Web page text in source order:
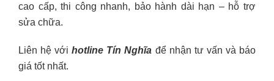
cao cấp, thi công nhanh, bảo hành dài hạn – hỗ trợ
sửa chữa.
Liên hệ vớihotline Tín Nghĩa để nhận tư vấn và báo
giá tốt nhất.